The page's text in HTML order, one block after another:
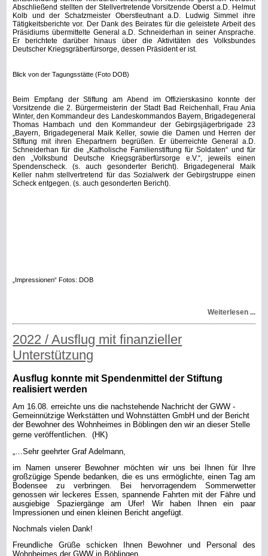
Abschließend stellten der Stellvertretende Vorsitzende Oberst a.D. Helmut
Kolb und der Schatzmeister Oberstleutnant a.D. Ludwig Simmel ihre
Tätigkeitsberichte vor. Der Dank des Beirates für die geleistete Arbeit des
Präsidiums übermittelte General a.D. Schneiderhan in seiner Ansprache.
Er berichtete darüber hinaus über die Aktivitäten des Volksbundes
Deutscher Kriegsgräberfürsorge, dessen Präsident er ist.
Blick von der Tagungsstätte (Foto DOB)
Beim Empfang der Stiftung am Abend im Offizierskasino konnte der
Vorsitzende die 2. Bürgermeisterin der Stadt Bad Reichenhall, Frau Ania
Winter, den Kommandeur des Landeskommandos Bayern, Brigadegeneral
Thomas Hambach und den Kommandeur der Gebirgsjägerbrigade 23
„Bayern, Brigadegeneral Maik Keller, sowie die Damen und Herren der
Stiftung mit ihren Ehepartnern begrüßen. Er überreichte General a.D.
Schneiderhan für die „Katholische Familienstiftung für Soldaten“ und für
den „Volksbund Deutsche Kriegsgräberfürsorge e.V.“, jeweils einen
Spendenscheck. (s. auch gesonderter Bericht). Brigadegeneral Maik
Keller nahm stellvertretend für das Sozialwerk der Gebirgstruppe einen
Scheck entgegen. (s. auch gesonderten Bericht).
„Impressionen“ Fotos: DOB
Weiterlesen ...
2022 / Ausflug mit finanzieller
Unterstützung
Ausflug konnte mit Spendenmittel der Stiftung
realisiert werden
Am 16.08. erreichte uns die nachstehende Nachricht der GWW -
Gemeinnützige Werkstätten und Wohnstätten GmbH und der Bericht
der Bewohner des Wohnheimes in Böblingen den wir an dieser Stelle
gerne veröffentlichen.
(HK)
„…Sehr geehrter Graf Adelmann,
im Namen unserer Bewohner möchten wir uns bei Ihnen für Ihre
großzügige Spende bedanken, die es uns ermöglichte, einen Tag am
Bodensee zu verbringen.
Bei hervorragendem Sommerwetter
genossen wir leckeres Essen, spannende Fahrten mit der Fähre und
ausgiebige Spaziergänge am Ufer! Wir haben Ihnen ein paar
Impressionen und einen kleinen Bericht angefügt.
Nochmals vielen Dank!
Freundliche Grüße schicken Ihnen Bewohner und Personal des
Wohnheimes der GWW in Böblingen